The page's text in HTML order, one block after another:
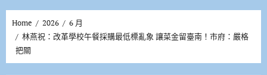
Home 2026
6 月
林燕祝：改革學校午餐採購最低標亂象 讓菜金留臺南！市府：嚴格
把關